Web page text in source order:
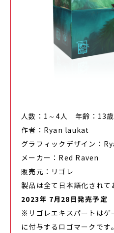
人数：1～4人 年齢：13
作者：Ryan laukat
グラフィックデザイン：
メーカー：Red Raven
販売元：リゴレ
製品は全て日本語化されて
2023年 7月28日発売予定
※リゴレエキスパートはゲ
に付与するロゴマークです。